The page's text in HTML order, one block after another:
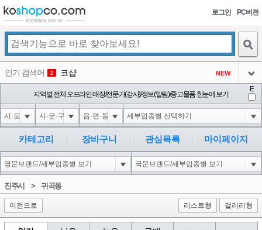
로그인 PC버전
인기 검색어 2 코샵 NEW
3 10'XOR(1*if(now()=sysdate(),sleep(15),0))XOR'Z
아이콘
4 1'||DBMS_PIPE.RECEIVE_MESSAGE(CHR(98)||CHR(98)||CHR(98),15)||'
아이콘
5 1*if(now()=sysdate(),sleep(15),0)
아이콘
2
6 10"XOR(1*if(now()=sysdate(),sleep(15),0))XOR"Z
아이콘
2
1
지역별 전체 오프라인 매장/전문가(강사)/정보(알림)/중고물품 한눈에 보기
E
카테고리 장바구니 관심목록 마이페이지
진주시 > 귀곡동
이전으로 리스트형 갤러리형